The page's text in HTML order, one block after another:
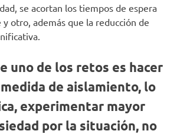
se acortan los tiempos de espera
otro, además que la reducción de
uno de los retos es hacer
de aislamiento, lo
experimentar mayor
por la situación, no